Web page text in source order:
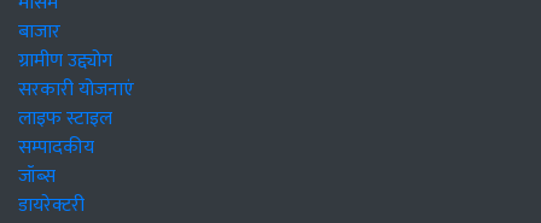
बाजार
ग्रामीण उद्द्योग
सरकारी योजनाएं
लाइफ स्टाइल
सम्पादकीय
जॉब्स
डायरेक्टरी